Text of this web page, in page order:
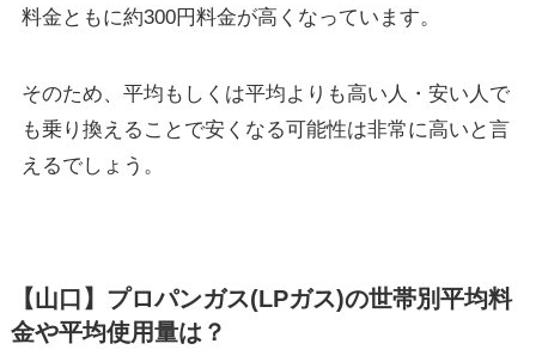
料金ともに約300円料金が高くなっています。
そのため、平均もしくは平均よりも高い人・安い人で
も乗り換えることで安くなる可能性は非常に高いと言
えるでしょう。
【山口】プロパンガス(LPガス)の世帯別平均料
金や平均使用量は？